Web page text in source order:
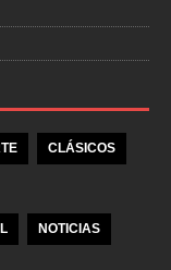
CLÁSICOS
NOTICIAS